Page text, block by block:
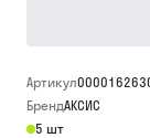
Артикул
БрендАКСИС
5 шт